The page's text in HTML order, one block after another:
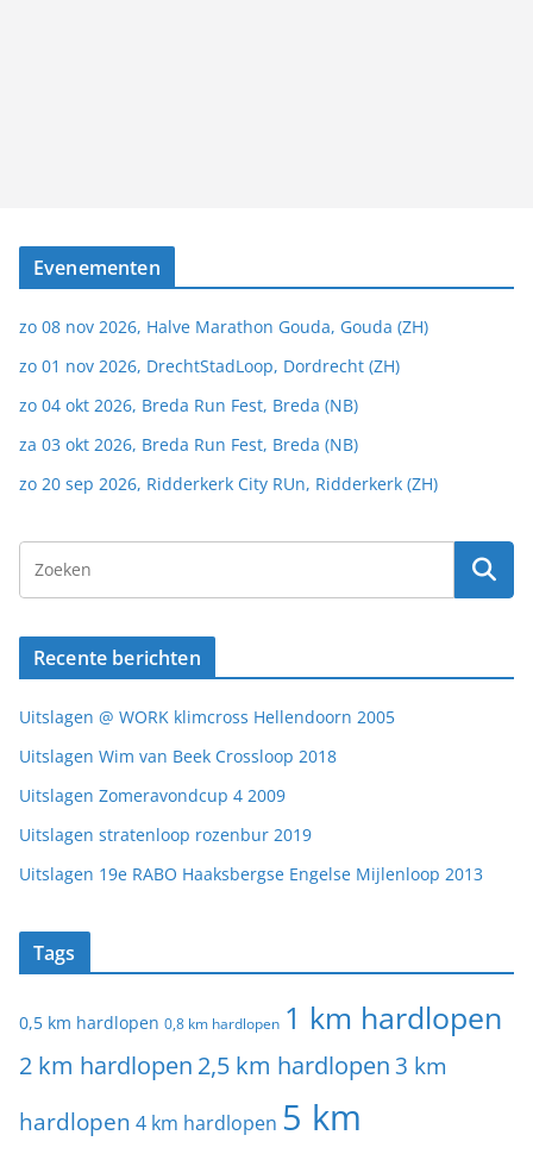
Evenementen
zo 08 nov 2026, Halve Marathon Gouda, Gouda (ZH)
zo 01 nov 2026, DrechtStadLoop, Dordrecht (ZH)
zo 04 okt 2026, Breda Run Fest, Breda (NB)
za 03 okt 2026, Breda Run Fest, Breda (NB)
zo 20 sep 2026, Ridderkerk City RUn, Ridderkerk (ZH)
Recente berichten
Uitslagen @ WORK klimcross Hellendoorn 2005
Uitslagen Wim van Beek Crossloop 2018
Uitslagen Zomeravondcup 4 2009
Uitslagen stratenloop rozenbur 2019
Uitslagen 19e RABO Haaksbergse Engelse Mijlenloop 2013
Tags
0,5 km hardlopen 0,8 km hardlopen 1 km hardlopen
2 km hardlopen 2,5 km hardlopen 3 km
hardlopen 4 km hardlopen 5 km